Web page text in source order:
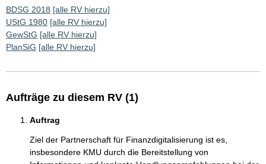
BDSG 2018 [alle RV hierzu]
UStG 1980 [alle RV hierzu]
GewStG [alle RV hierzu]
PlanSiG [alle RV hierzu]
Aufträge zu diesem RV (1)
Auftrag
Ziel der Partnerschaft für Finanzdigitalisierung ist es,
insbesondere KMU durch die Bereitstellung von